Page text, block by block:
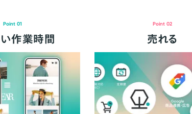
Point 01
作業時間
Point 02
売れる